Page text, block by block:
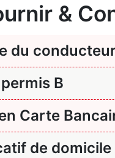
&
du conducteur
B
Carte
de